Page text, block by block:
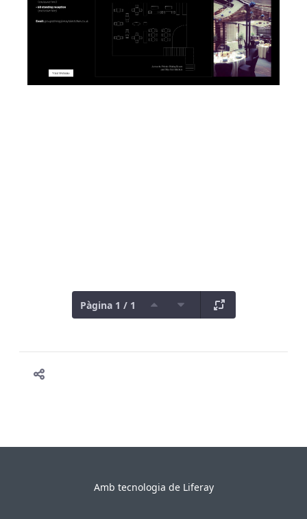
Pàgina 1 / 1
Amb tecnologia de Liferay